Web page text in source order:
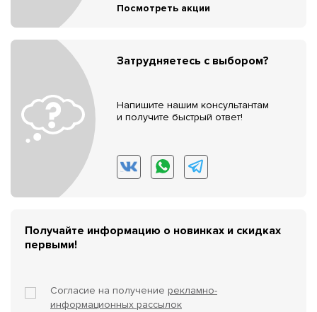
Посмотреть акции
Затрудняетесь с выбором?
Напишите нашим консультантам
и получите быстрый ответ!
Получайте информацию о новинках и скидках
первыми!
Согласие на получение рекламно-
информационных рассылок